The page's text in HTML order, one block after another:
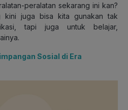
peralatan sekarang ini kan?
kini juga bisa kita gunakan tak
tapi juga untuk belajar,
Sosial di Era